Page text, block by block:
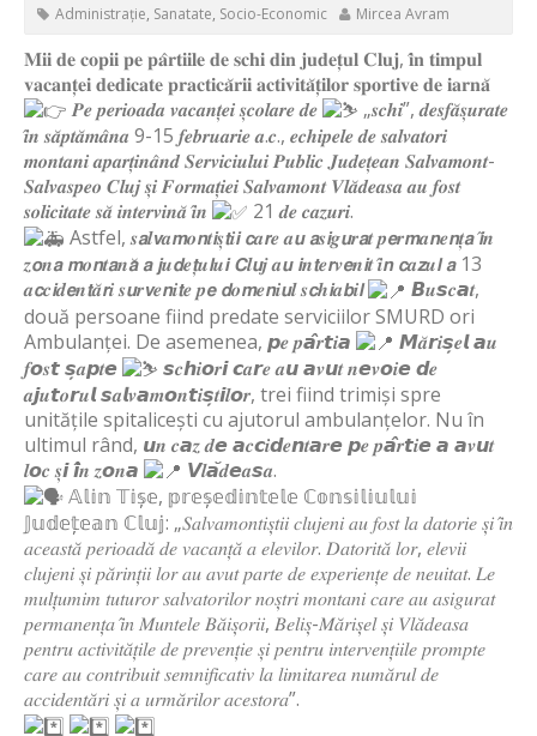
Administrație, Sanatate, Socio-Economic Mircea Avram
𝐌𝐢𝐢 𝐝𝐞 𝐜𝐨𝐩𝐢𝐢 𝐩𝐞 𝐩𝐚̂𝐫𝐭𝐢𝐢𝐥𝐞 𝐝𝐞 𝐬𝐜𝐡𝐢 𝐝𝐢𝐧 𝐣𝐮𝐝𝐞𝐭̦𝐮𝐥 𝐂𝐥𝐮𝐣, 𝐢̂𝐧 𝐭𝐢𝐦𝐩𝐮𝐥
𝐯𝐚𝐜𝐚𝐧𝐭̦𝐞𝐢 𝐝𝐞𝐝𝐢𝐜𝐚𝐭𝐞 𝐩𝐫𝐚𝐜𝐭𝐢𝐜𝐚̆𝐫𝐢𝐢 𝐚𝐜𝐭𝐢𝐯𝐢𝐭𝐚̆𝐭̦𝐢𝐥𝐨𝐫 𝐬𝐩𝐨𝐫𝐭𝐢𝐯𝐞 𝐝𝐞 𝐢𝐚𝐫𝐧𝐚̆
𝑷𝒆 𝒑𝒆𝒓𝒊𝒐𝒂𝒅𝒂 𝒗𝒂𝒄𝒂𝒏𝒕̦𝒆𝒊 𝒔̦𝒄𝒐𝒍𝒂𝒓𝒆 𝒅𝒆
„𝒔𝒄𝒉𝒊”, 𝒅𝒆𝒔𝒇𝒂̆𝒔̦𝒖𝒓𝒂𝒕𝒆
𝒊̂𝒏 𝒔𝒂̆𝒑𝒕𝒂̆𝒎𝒂̂𝒏𝒂 9-15 𝒇𝒆𝒃𝒓𝒖𝒂𝒓𝒊𝒆 𝒂.𝒄., 𝒆𝒄𝒉𝒊𝒑𝒆𝒍𝒆 𝒅𝒆 𝒔𝒂𝒍𝒗𝒂𝒕𝒐𝒓𝒊
𝒎𝒐𝒏𝒕𝒂𝒏𝒊 𝒂𝒑𝒂𝒓𝒕̦𝒊𝒏𝒂̂𝒏𝒅 𝑺𝒆𝒓𝒗𝒊𝒄𝒊𝒖𝒍𝒖𝒊 𝑷𝒖𝒃𝒍𝒊𝒄 𝑱𝒖𝒅𝒆𝒕̦𝒆𝒂𝒏 𝑺𝒂𝒍𝒗𝒂𝒎𝒐𝒏𝒕-
𝑺𝒂𝒍𝒗𝒂𝒔𝒑𝒆𝒐 𝑪𝒍𝒖𝒋 𝒔̦𝒊 𝑭𝒐𝒓𝒎𝒂𝒕̦𝒊𝒆𝒊 𝑺𝒂𝒍𝒗𝒂𝒎𝒐𝒏𝒕 𝑽𝒍𝒂̆𝒅𝒆𝒂𝒔𝒂 𝒂𝒖 𝒇𝒐𝒔𝒕
𝒔𝒐𝒍𝒊𝒄𝒊𝒕𝒂𝒕𝒆 𝒔𝒂̆ 𝒊𝒏𝒕𝒆𝒓𝒗𝒊𝒏𝒂̆ 𝒊̂𝒏
21 𝒅𝒆 𝒄𝒂𝒛𝒖𝒓𝒊.
Astfel, 𝒔𝙖𝒍𝙫𝒂𝙢𝒐𝙣𝒕𝙞𝒔̦𝙩𝒊𝙞 𝙘𝒂𝙧𝒆 𝒂𝙪 𝙖𝒔𝙞𝒈𝙪𝒓𝙖𝒕 𝒑𝙚𝒓𝙢𝒂𝙣𝒆𝙣𝒕̦𝙖 𝙞̂𝒏
𝒛𝙤𝒏𝙖 𝙢𝒐𝙣𝒕𝙖𝒏𝙖̆ 𝙖 𝙟𝒖𝙙𝒆𝙩̦𝒖𝙡𝒖𝙞 𝘾𝒍𝙪𝒋 𝒂𝙪 𝙞𝒏𝙩𝒆𝙧𝒗𝙚𝒏𝙞𝒕 𝒊̂𝙣 𝙘𝒂𝙯𝒖𝙡 𝙖 13
𝒂𝙘𝒄𝙞𝒅𝙚𝒏𝙩𝒂̆𝙧𝒊 𝒔𝙪𝒓𝙫𝒆𝙣𝒊𝙩𝒆 𝒑𝙚 𝙙𝒐𝙢𝒆𝙣𝒊𝙪𝒍 𝒔𝙘𝒉𝙞𝒂𝙗𝒊𝙡
𝘽𝒖𝙨𝒄𝙖𝒕,
două persoane fiind predate serviciilor SMURD ori
Ambulanței. De asemenea, 𝙥𝒆 𝒑𝙖̂𝒓𝙩𝒊𝙖
𝙈𝒂̆𝙧𝒊𝙨̦𝒆𝙡 𝙖𝒖
𝒇𝙤𝒔𝙩 𝙨̦𝒂𝙥𝒕𝙚
𝙨𝒄𝙝𝒊𝙤𝒓𝙞 𝙘𝒂𝙧𝒆 𝒂𝙪 𝙖𝒗𝙪𝒕 𝒏𝙚𝒗𝙤𝒊𝙚 𝙙𝒆
𝒂𝙟𝒖𝙩𝒐𝙧𝒖𝙡 𝙨𝒂𝙡𝒗𝙖𝒎𝙤𝒏𝙩𝒊𝙨̦𝒕𝙞𝒍𝙤𝒓, trei fiind trimiși spre
unitățile spitalicești cu ajutorul ambulanțelor. Nu în
ultimul rând, 𝙪𝒏 𝒄𝙖𝒛 𝒅𝙚 𝙖𝒄𝙘𝒊𝙙𝒆𝙣𝒕𝙖𝒓𝙚 𝙥𝒆 𝒑𝙖̂𝒓𝙩𝒊𝙚 𝙖 𝙖𝒗𝙪𝒕
𝒍𝙤𝒄 𝒔̦𝙞 𝙞̂𝒏 𝒛𝙤𝒏𝙖
𝙑𝒍𝙖̆𝒅𝙚𝒂𝙨𝒂.
𝔸𝕝𝕚𝕟 𝕋𝕚𝕤̦𝕖, 𝕡𝕣𝕖𝕤̦𝕖𝕕𝕚𝕟𝕥𝕖𝕝𝕖 ℂ𝕠𝕟𝕤𝕚𝕝𝕚𝕦𝕝𝕦𝕚
𝕁𝕦𝕕𝕖𝕥̦𝕖𝕒𝕟 ℂ𝕝𝕦𝕛: „𝑆𝑎𝑙𝑣𝑎𝑚𝑜𝑛𝑡𝑖𝑠̦𝑡𝑖𝑖 𝑐𝑙𝑢𝑗𝑒𝑛𝑖 𝑎𝑢 𝑓𝑜𝑠𝑡 𝑙𝑎 𝑑𝑎𝑡𝑜𝑟𝑖𝑒 𝑠̦𝑖 𝑖̂𝑛
𝑎𝑐𝑒𝑎𝑠𝑡𝑎̆ 𝑝𝑒𝑟𝑖𝑜𝑎𝑑𝑎̆ 𝑑𝑒 𝑣𝑎𝑐𝑎𝑛𝑡̦𝑎̆ 𝑎 𝑒𝑙𝑒𝑣𝑖𝑙𝑜𝑟. 𝐷𝑎𝑡𝑜𝑟𝑖𝑡𝑎̆ 𝑙𝑜𝑟, 𝑒𝑙𝑒𝑣𝑖𝑖
𝑐𝑙𝑢𝑗𝑒𝑛𝑖 𝑠̦𝑖 𝑝𝑎̆𝑟𝑖𝑛𝑡̦𝑖𝑖 𝑙𝑜𝑟 𝑎𝑢 𝑎𝑣𝑢𝑡 𝑝𝑎𝑟𝑡𝑒 𝑑𝑒 𝑒𝑥𝑝𝑒𝑟𝑖𝑒𝑛𝑡̦𝑒 𝑑𝑒 𝑛𝑒𝑢𝑖𝑡𝑎𝑡. 𝐿𝑒
𝑚𝑢𝑙𝑡̦𝑢𝑚𝑖𝑚 𝑡𝑢𝑡𝑢𝑟𝑜𝑟 𝑠𝑎𝑙𝑣𝑎𝑡𝑜𝑟𝑖𝑙𝑜𝑟 𝑛𝑜𝑠̦𝑡𝑟𝑖 𝑚𝑜𝑛𝑡𝑎𝑛𝑖 𝑐𝑎𝑟𝑒 𝑎𝑢 𝑎𝑠𝑖𝑔𝑢𝑟𝑎𝑡
𝑝𝑒𝑟𝑚𝑎𝑛𝑒𝑛𝑡̦𝑎 𝑖̂𝑛 𝑀𝑢𝑛𝑡𝑒𝑙𝑒 𝐵𝑎̆𝑖𝑠̦𝑜𝑟𝑖𝑖, 𝐵𝑒𝑙𝑖𝑠̦-𝑀𝑎̆𝑟𝑖𝑠̦𝑒𝑙 𝑠̦𝑖 𝑉𝑙𝑎̆𝑑𝑒𝑎𝑠𝑎
𝑝𝑒𝑛𝑡𝑟𝑢 𝑎𝑐𝑡𝑖𝑣𝑖𝑡𝑎̆𝑡̦𝑖𝑙𝑒 𝑑𝑒 𝑝𝑟𝑒𝑣𝑒𝑛𝑡̦𝑖𝑒 𝑠̦𝑖 𝑝𝑒𝑛𝑡𝑟𝑢 𝑖𝑛𝑡𝑒𝑟𝑣𝑒𝑛𝑡̦𝑖𝑖𝑙𝑒 𝑝𝑟𝑜𝑚𝑝𝑡𝑒
𝑐𝑎𝑟𝑒 𝑎𝑢 𝑐𝑜𝑛𝑡𝑟𝑖𝑏𝑢𝑖𝑡 𝑠𝑒𝑚𝑛𝑖𝑓𝑖𝑐𝑎𝑡𝑖𝑣 𝑙𝑎 𝑙𝑖𝑚𝑖𝑡𝑎𝑟𝑒𝑎 𝑛𝑢𝑚𝑎̆𝑟𝑢𝑙 𝑑𝑒
𝑎𝑐𝑐𝑖𝑑𝑒𝑛𝑡𝑎̆𝑟𝑖 𝑠̦𝑖 𝑎 𝑢𝑟𝑚𝑎̆𝑟𝑖𝑙𝑜𝑟 𝑎𝑐𝑒𝑠𝑡𝑜𝑟𝑎”.